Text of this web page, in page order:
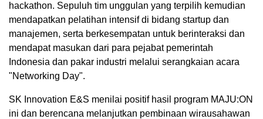
hackathon. Sepuluh tim unggulan yang terpilih kemudian
mendapatkan pelatihan intensif di bidang startup dan
manajemen, serta berkesempatan untuk berinteraksi dan
mendapat masukan dari para pejabat pemerintah
Indonesia dan pakar industri melalui serangkaian acara
"Networking Day".
SK Innovation E&S menilai positif hasil program MAJU:ON
ini dan berencana melanjutkan pembinaan wirausahawan